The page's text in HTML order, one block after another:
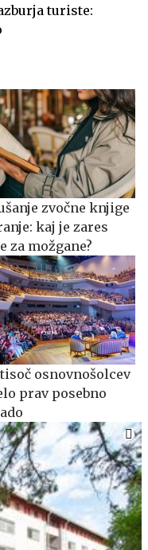
turiste:
zvočne knjige
kaj je zares
za možgane?
osnovnošolcev
prav posebno